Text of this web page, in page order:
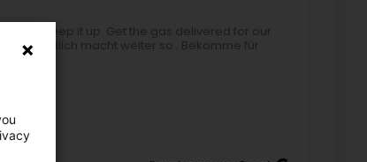
keep it up. Get the gas delivered for our
freundlich macht weiter so . Bekomme für